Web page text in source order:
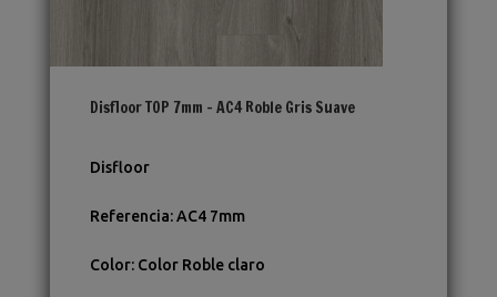
Disfloor TOP 7mm – AC4 Roble Gris Suave
Disfloor
Referencia:AC4 7mm
Color: Color Roble claro